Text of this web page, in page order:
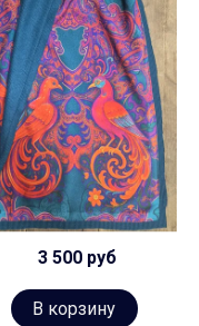
3 500 руб
В корзину